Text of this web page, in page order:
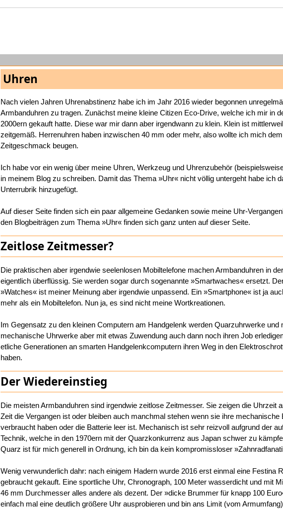
Uhren
Nach vielen Jahren Uhrenabstinenz habe ich im Jahr 2016 wieder begonnen
Armbanduhren zu tragen. Zunächst meine kleine Citizen Eco-Drive, welche ich mir in
2000ern gekauft hatte. Diese war mir dann aber irgendwann zu klein. Klein ist
zeitgemäß. Herrenuhren haben inzwischen 40 mm oder mehr, also wollte ich mich dem
Zeitgeschmack beugen.
Ich habe vor ein wenig über meine Uhren, Werkzeug und Uhrenzubehör
in meinem Blog zu schreiben. Damit das Thema »Uhr« nicht völlig untergeht habe ich
Unterrubrik hinzugefügt.
Auf dieser Seite finden sich ein paar allgemeine Gedanken sowie meine Uhr-
den Blogbeiträgen zum Thema »Uhr« finden sich ganz unten auf dieser Seite.
Zeitlose Zeitmesser?
Die praktischen aber irgendwie seelenlosen Mobiltelefone machen Armbanduhren in
eigentlich überflüssig. Sie werden sogar durch sogenannte »Smartwaches« ersetzt.
»Watches« ist meiner Meinung aber irgendwie unpassend. Ein »Smartphone« ist ja
mehr als ein Mobiltelefon. Nun ja, es sind nicht meine Wortkreationen.
Im Gegensatz zu den kleinen Computern am Handgelenk werden Quarzuhrwerke und
mechanische Uhrwerke aber mit etwas Zuwendung auch dann noch ihren Job
etliche Generationen an smarten Handgelenkcomputern ihren Weg in den
haben.
Der Wiedereinstieg
Die meisten Armbanduhren sind irgendwie zeitlose Zeitmesser. Sie zeigen die Uhrzeit
Zeit die Vergangen ist oder bleiben auch manchmal stehen wenn sie ihre mechanische
verbraucht haben oder die Batterie leer ist. Mechanisch ist sehr reizvoll aufgrund der
Technik, welche in den 1970ern mit der Quarzkonkurrenz aus Japan schwer zu
Quarz ist für mich generell in Ordnung, ich bin da kein kompromissloser
Wenig verwunderlich dahr: nach einigem Hadern wurde 2016 erst einmal eine Festina
gebraucht gekauft. Eine sportliche Uhr, Chronograph, 100 Meter wasserdicht und mit
46 mm Durchmesser alles andere als dezent. Der »dicke Brummer für knapp 100
einfach mal eine deutlich größere Uhr ausprobieren und bin ans Limit (vom